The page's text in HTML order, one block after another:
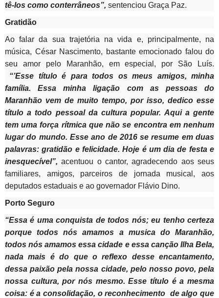
tê-los como conterrâneos”, sentenciou Graça Paz.
Gratidão
Ao falar da sua trajetória na vida e, principalmente, na
música, César Nascimento, bastante emocionado falou do
seu amor pelo Maranhão, em especial, por São Luís.
“’Esse título é para todos os meus amigos, minha
família. Essa minha ligação com as pessoas do
Maranhão vem de muito tempo, por isso, dedico esse
título a todo pessoal da cultura popular. Aqui a gente
tem uma força rítmica que não se encontra em nenhum
lugar do mundo. Esse ano de 2016 se resume em duas
palavras: gratidão e felicidade. Hoje é um dia de festa e
inesquecível”, acentuou o cantor, agradecendo aos seus
familiares, amigos, parceiros de jornada musical, aos
deputados estaduais e ao governador Flávio Dino.
Porto Seguro
“Essa é uma conquista de todos nós; eu tenho certeza
porque todos nós amamos a musica do Maranhão,
todos nós amamos essa cidade e essa canção Ilha Bela,
nada mais é do que o reflexo desse encantamento,
dessa paixão pela nossa cidade, pelo nosso povo, pela
nossa cultura, por nós mesmo. Esse título é a mesma
coisa: é a consolidação, o reconhecimento de algo que